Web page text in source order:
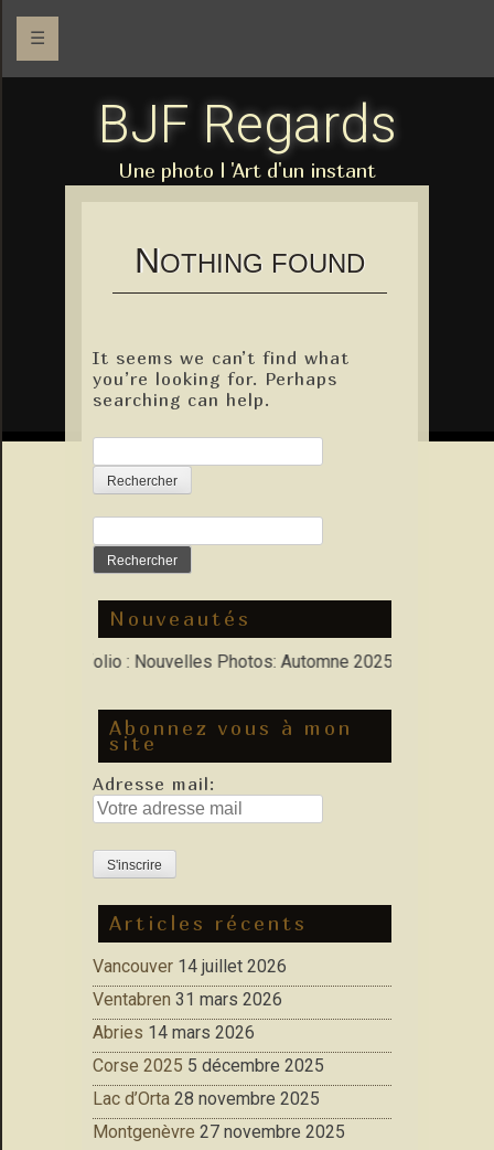
☰
BJF Regards
Une photo l 'Art d'un instant
NOTHING FOUND
It seems we can’t find what
you’re looking for. Perhaps
searching can help.
Nouveautés
Porfolio : Nouvelles Photos: Automne 2025, Hiver 2026
Abonnez vous à mon
site
Adresse mail:
Articles récents
Vancouver 14 juillet 2026
Ventabren 31 mars 2026
Abries 14 mars 2026
Corse 2025 5 décembre 2025
Lac d’Orta 28 novembre 2025
Montgenèvre 27 novembre 2025